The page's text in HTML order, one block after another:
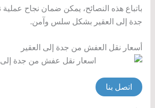
باتباع هذه النصائح، يمكن ضمان نجاح
جدة إلى العقير بشكل سلس وآمن.
أسعار نقل العفش من جدة إلى العقير
اتصل بنا